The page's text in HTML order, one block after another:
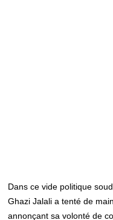
Dans ce vide politique
Ghazi Jalali a tenté de
annonçant sa volonté de